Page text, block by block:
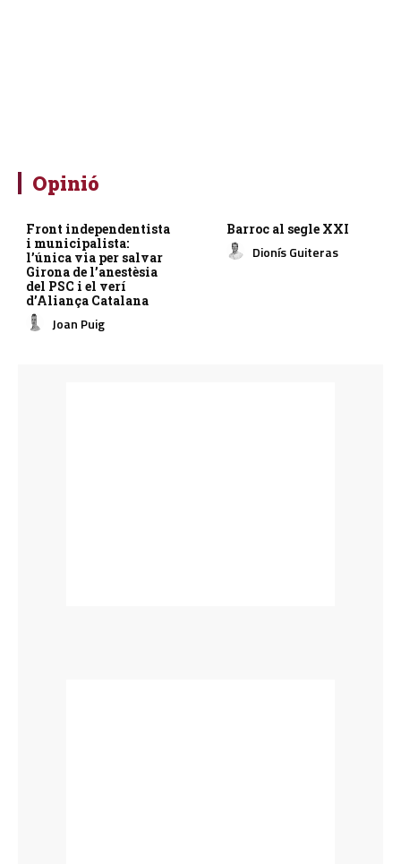
Opinió
Front independentista
i municipalista:
l’única via per salvar
Girona de l’anestèsia
del PSC i el verí
d’Aliança Catalana
Joan Puig
Barroc al segle XXI
Dionís Guiteras